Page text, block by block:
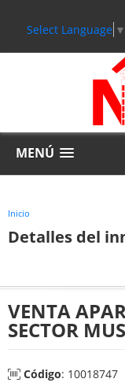
Select Language ▼
MENÚ
Inicio
Detalles del
VENTA
SECTOR
Código: 10018747